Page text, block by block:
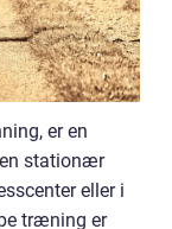
er en
stationær
eller i
træning er